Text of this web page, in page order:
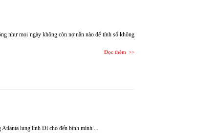
như mọi ngày không còn nợ nần nào để tính sổ không
Đọc thêm
lung linh Đi cho đến bình minh ...